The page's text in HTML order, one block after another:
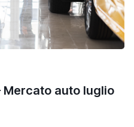
Mercato auto luglio